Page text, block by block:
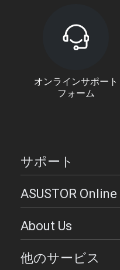
オンラインサポート
フォーム
サポート
ASUSTOR Online
About Us
他のサービス